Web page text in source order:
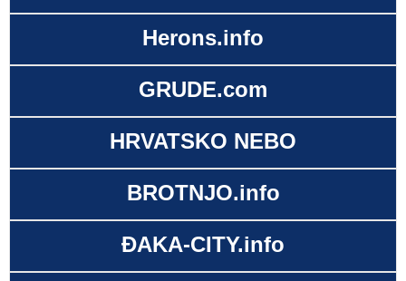
Herons.info
GRUDE.com
HRVATSKO NEBO
BROTNJO.info
ĐAKA-CITY.info